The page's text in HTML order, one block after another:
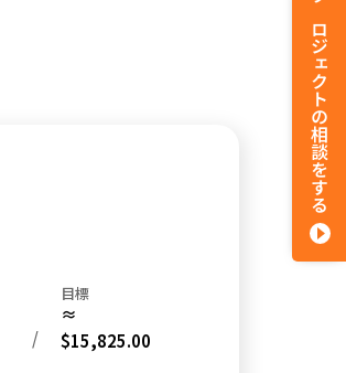
/
目標
≈
$15,825.00
プロジェクトの相談をする